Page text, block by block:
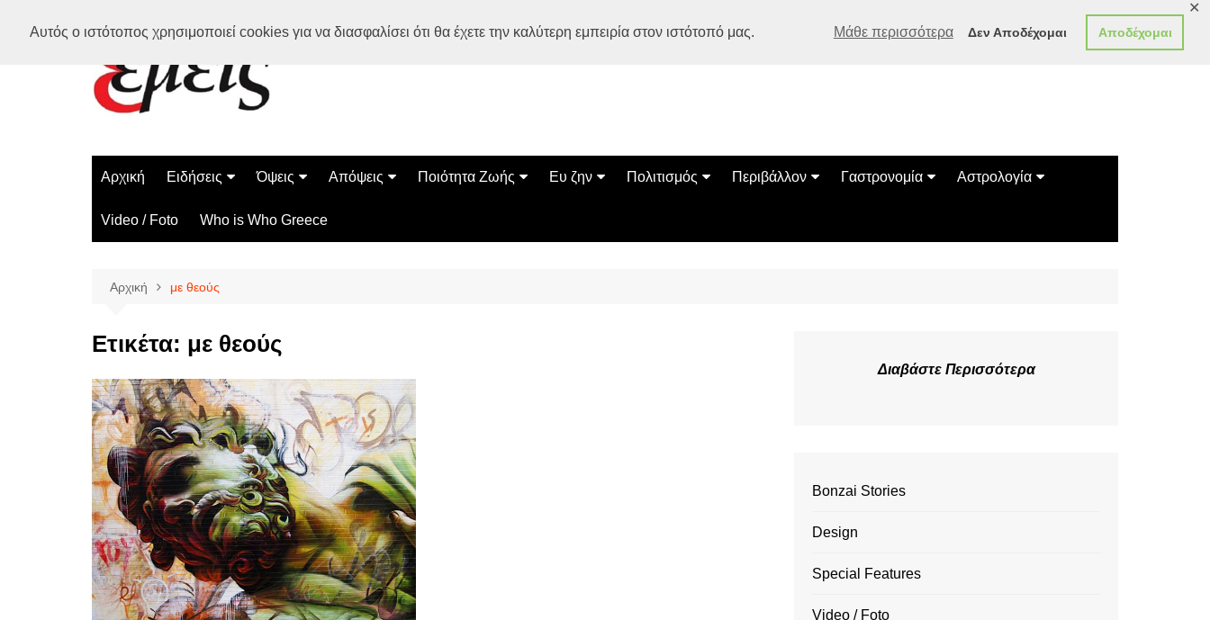
Αυτός ο ιστότοπος χρησιμοποιεί cookies για να διασφαλίσει ότι θα έχετε την καλύτερη εμπειρία στον ιστότοπό μας. Μάθε περισσότερα Δεν Αποδέχομαι Αποδέχομαι
✕
Αρχική Ειδήσεις
Ελλάδα
Διεθνή
Όψεις
Διάστημα
Επιστήμη
Περίεργα
Απόψεις
Αρθρογραφία
Ποιότητα Ζωής
Ασκηση
Ευ ζην
Αυτοβελτίωση
Πολιτισμός
Εκδηλώσεις
Περιβάλλον
Οικολογία
Γαστρονομία
Συνταγές
Αστρολογία
Κινέζικο Ωροσκόπιο
Video / Foto Who is Who Greece
Αρχική με θεούς
Ετικέτα: με θεούς
Διαβάστε Περισσότερα
Bonzai Stories
Design
Special Features
Video / Foto